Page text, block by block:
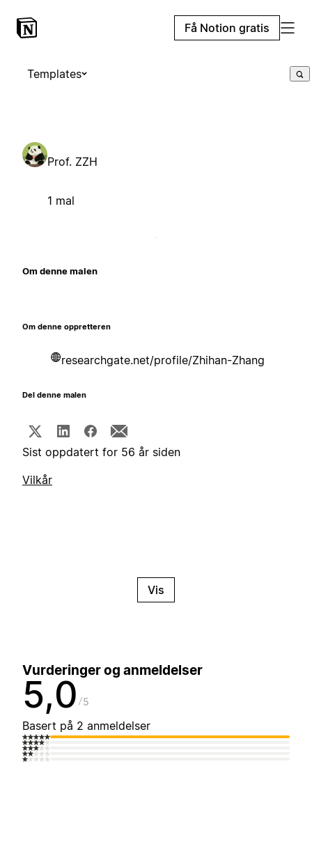
Få Notion gratis
Templates
Prof. ZZH
1 mal
Om denne malen
Om denne oppretteren
researchgate.net/profile/Zhihan-Zhang
Del denne malen
Sist oppdatert for 56 år siden
Vilkår
Vis
Vurderinger og anmeldelser
5,0 5
Basert på 2 anmeldelser